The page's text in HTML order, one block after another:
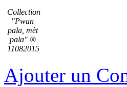
Collection
"Pwan
pala, mèt
pala" ®
11082015
Ajouter un